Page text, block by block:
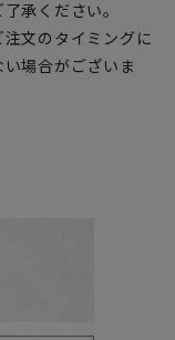
承ください。
文のタイミングに
場合がございま